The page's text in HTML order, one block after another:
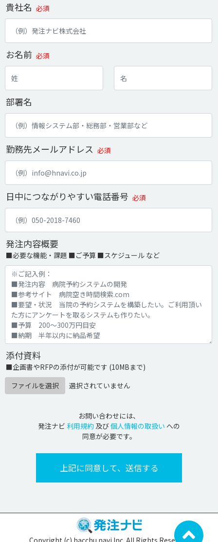
貴社名 必須
お名前 必須
部署名
勤務先メールアドレス 必須
日中につながりやすい電話番号 必須
発注内容概要
■必要な機能・課題 ■ご予算 ■スケジュール など
添付資料
■企画書やRFPの添付が可能です (10MBまで)
ファイルを選択
選択されていません
お問い合わせには、
発注ナビ 利用規約 及び個人情報の取扱い への
同意が必要です。